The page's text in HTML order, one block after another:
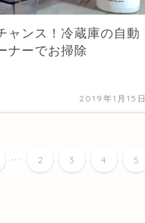
ャンス！冷蔵庫の自動
ナーでお掃除
2019年1月15日
... 2 3 4 5